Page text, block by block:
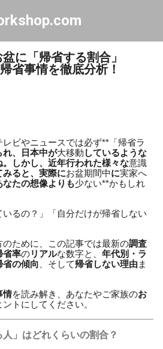
メイン コンテンツに移動
に「帰省する割合」
省事情を徹底分析！
ビやニュースでは必ず**「帰省ラ
れ、日本中が大移動 しているような
しかし、近年行われた様々な意識
みると、実際にお盆期間中に実家へ
なたの想像よりも少ない**かもしれ
いるの？」「自分だけが帰省しない
ために、この記事では最新の調査
省率のリアルな数字と、 年代別・ラ
省の傾向 、そして帰省しない理由 ま
情を読み解き、あなたやご家族のお
トにしてください。
」はどれくらいの割合？